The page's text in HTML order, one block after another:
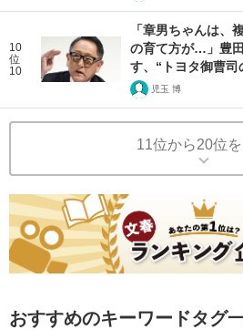
10
位
10
「章男ちゃんは、
の育て方が…」豊
す、“トヨタ御曹司
児玉 博
11位から20位
おすすめのキーワードタグ